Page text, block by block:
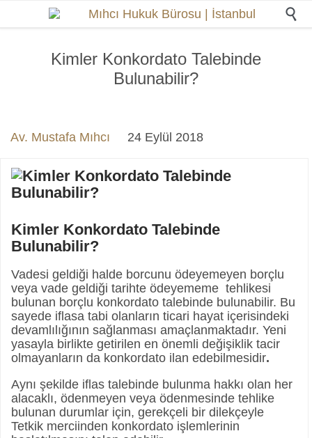

Kimler Konkordato Talebinde
Bulunabilir?
Av. Mustafa Mıhcı 24 Eylül 2018
Kimler Konkordato Talebinde
Bulunabilir?
Vadesi geldiği halde borcunu ödeyemeyen borçlu
veya vade geldiği tarihte ödeyememe tehlikesi
bulunan borçlu konkordato talebinde bulunabilir. Bu
sayede iflasa tabi olanların ticari hayat içerisindeki
devamlılığının sağlanması amaçlanmaktadır. Yeni
yasayla birlikte getirilen en önemli değişiklik tacir
olmayanların da konkordato ilan edebilmesidir.
Aynı şekilde iflas talebinde bulunma hakkı olan her
alacaklı, ödenmeyen veya ödenmesinde tehlike
bulunan durumlar için, gerekçeli bir dilekçeyle
Tetkik merciinden konkordato işlemlerinin